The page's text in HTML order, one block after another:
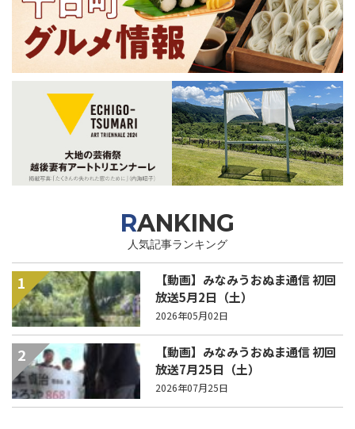
RANKING
人気記事ランキング
1
【動画】みなみうおぬま通信 初回
放送5月2日（土）
2026年05月02日
2
【動画】みなみうおぬま通信 初回
放送7月25日（土）
2026年07月25日